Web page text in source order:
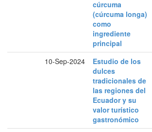
cúrcuma
(cúrcuma longa)
como
ingrediente
principal
10-Sep-2024
Estudio de los
dulces
tradicionales de
las regiones del
Ecuador y su
valor turístico
gastronómico